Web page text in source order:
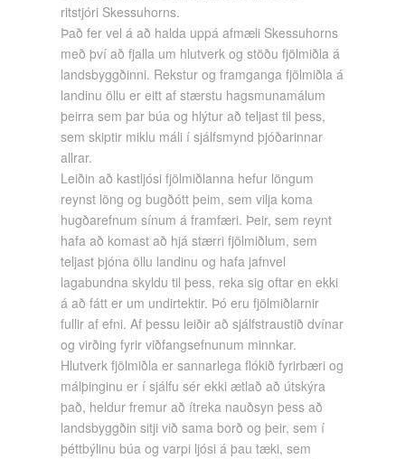
ritstjóri Skessuhorns.
Það fer vel á að halda uppá afmæli Skessuhorns
með því að fjalla um hlutverk og stöðu fjölmiðla á
landsbyggðinni. Rekstur og framganga fjölmiðla á
landinu öllu er eitt af stærstu hagsmunamálum
þeirra sem þar búa og hlýtur að teljast til þess,
sem skiptir miklu máli í sjálfsmynd þjóðarinnar
allrar.
Leiðin að kastljósi fjölmiðlanna hefur löngum
reynst löng og bugðótt þeim, sem vilja koma
hugðarefnum sínum á framfæri. Þeir, sem reynt
hafa að komast að hjá stærri fjölmiðlum, sem
teljast þjóna öllu landinu og hafa jafnvel
lagabundna skyldu til þess, reka sig oftar en ekki
á að fátt er um undirtektir. Þó eru fjölmiðlarnir
fullir af efni. Af þessu leiðir að sjálfstraustið dvínar
og virðing fyrir viðfangsefnunum minnkar.
Hlutverk fjölmiðla er sannarlega flókið fyrirbæri og
málþinginu er í sjálfu sér ekki ætlað að útskýra
það, heldur fremur að ítreka nauðsyn þess að
landsbyggðin sitji við sama borð og þeir, sem í
þéttbýlinu búa og varpi ljósi á þau tæki, sem